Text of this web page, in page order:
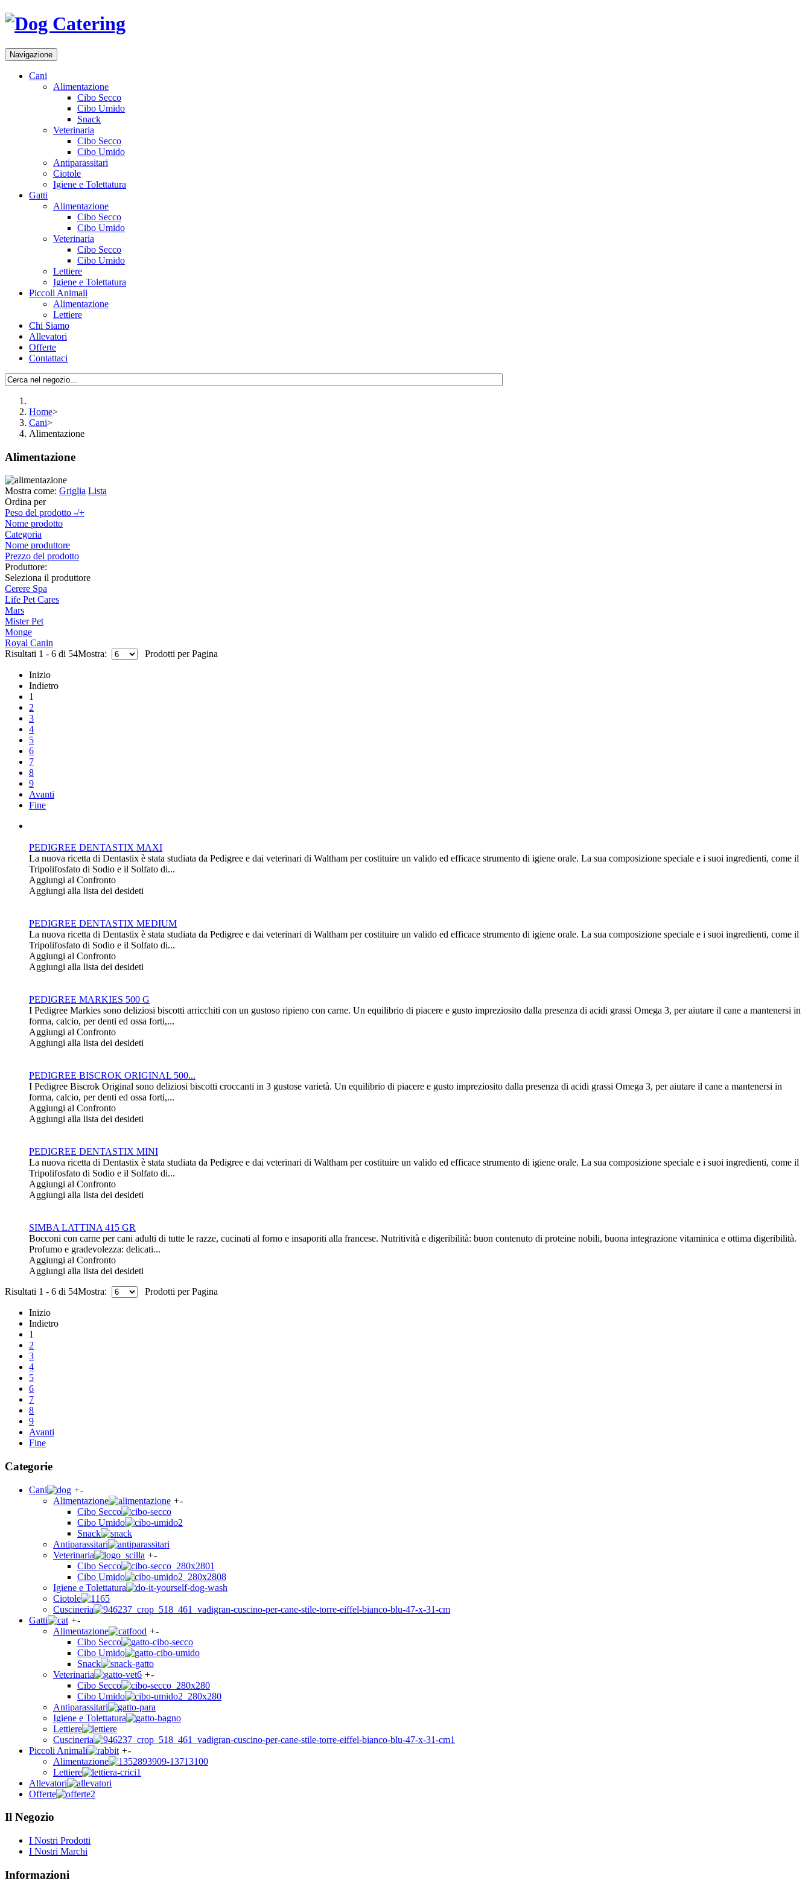
Navigazione
Cani
Alimentazione
Cibo Secco
Cibo Umido
Snack
Veterinaria
Cibo Secco
Cibo Umido
Antiparassitari
Ciotole
Igiene e Tolettatura
Gatti
Alimentazione
Cibo Secco
Cibo Umido
Veterinaria
Cibo Secco
Cibo Umido
Lettiere
Igiene e Tolettatura
Piccoli Animali
Alimentazione
Lettiere
Chi Siamo
Allevatori
Offerte
Contattaci
Home>
Cani>
Alimentazione
Alimentazione
Mostra come: Griglia Lista
Ordina per
Peso del prodotto -/+
Nome prodotto
Categoria
Nome produttore
Prezzo del prodotto
Produttore:
Seleziona il produttore
Cerere Spa
Life Pet Cares
Mars
Mister Pet
Monge
Royal Canin
Risultati 1 - 6 di 54Mostra: Prodotti per Pagina
Inizio
Indietro
1
2
3
4
5
6
7
8
9
Avanti
Fine
PEDIGREE DENTASTIX MAXI
La nuova ricetta di Dentastix è stata studiata da Pedigree e dai veterinari di Waltham per costituire un valido ed efficace strumento di igiene orale. La sua composizione speciale e i suoi ingredienti, come il
Tripolifosfato di Sodio e il Solfato di...
Aggiungi al Confronto
Aggiungi alla lista dei desideti
PEDIGREE DENTASTIX MEDIUM
La nuova ricetta di Dentastix è stata studiata da Pedigree e dai veterinari di Waltham per costituire un valido ed efficace strumento di igiene orale. La sua composizione speciale e i suoi ingredienti, come il
Tripolifosfato di Sodio e il Solfato di...
Aggiungi al Confronto
Aggiungi alla lista dei desideti
PEDIGREE MARKIES 500 G
I Pedigree Markies sono deliziosi biscotti arricchiti con un gustoso ripieno con carne. Un equilibrio di piacere e gusto impreziosito dalla presenza di acidi grassi Omega 3, per aiutare il cane a mantenersi in
forma, calcio, per denti ed ossa forti,...
Aggiungi al Confronto
Aggiungi alla lista dei desideti
PEDIGREE BISCROK ORIGINAL 500...
I Pedigree Biscrok Original sono deliziosi biscotti croccanti in 3 gustose varietà. Un equilibrio di piacere e gusto impreziosito dalla presenza di acidi grassi Omega 3, per aiutare il cane a mantenersi in
forma, calcio, per denti ed ossa forti,...
Aggiungi al Confronto
Aggiungi alla lista dei desideti
PEDIGREE DENTASTIX MINI
La nuova ricetta di Dentastix è stata studiata da Pedigree e dai veterinari di Waltham per costituire un valido ed efficace strumento di igiene orale. La sua composizione speciale e i suoi ingredienti, come il
Tripolifosfato di Sodio e il Solfato di...
Aggiungi al Confronto
Aggiungi alla lista dei desideti
SIMBA LATTINA 415 GR
Bocconi con carne per cani adulti di tutte le razze, cucinati al forno e insaporiti alla francese. Nutritività e digeribilità: buon contenuto di proteine nobili, buona integrazione vitaminica e ottima digeribilità.
Profumo e gradevolezza: delicati...
Aggiungi al Confronto
Aggiungi alla lista dei desideti
Risultati 1 - 6 di 54Mostra: Prodotti per Pagina
Inizio
Indietro
1
2
3
4
5
6
7
8
9
Avanti
Fine
Categorie
Cani +-
Alimentazione
+-
Cibo Secco
Cibo Umido
Snack
Antiparassitari
Veterinaria
+-
Cibo Secco
Cibo Umido
Igiene e Tolettatura
Ciotole
Cuscineria
Gatti
+-
Alimentazione
+-
Cibo Secco
Cibo Umido
Snack
Veterinaria
+-
Cibo Secco
Cibo Umido
Antiparassitari
Igiene e Tolettatura
Lettiere
Cuscineria
Piccoli Animali
+-
Alimentazione
Lettiere
Allevatori
Offerte
Il Negozio
I Nostri Prodotti
I Nostri Marchi
Informazioni